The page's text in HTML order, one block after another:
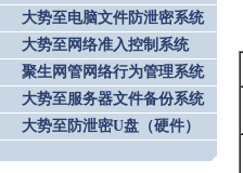
大势至电脑文件防泄密系统
大势至网络准入控制系统
聚生网管网络行为管理系统
大势至服务器文件备份系统
大势至防泄密U盘（硬件）